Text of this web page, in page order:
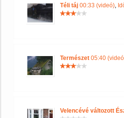
Téli táj 00:33 (videó),
Természet 05:40
Velencévé változott